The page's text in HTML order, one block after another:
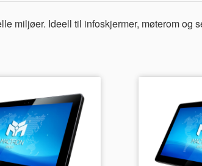
miljøer. Ideell til infoskjermer, møterom og